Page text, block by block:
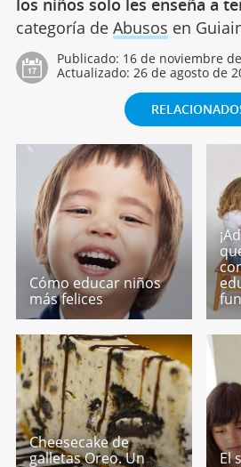
categoría de Abusos en
Publicado: 16 de noviembre
Actualizado: 26 de agosto de
Cómo educar niños
más felices
Cheesecake de
galletas Oreo. Un
El